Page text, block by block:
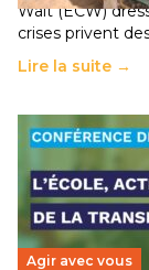
Wait (ECW)
crises privent
Lire la suite →
Agir avec vous